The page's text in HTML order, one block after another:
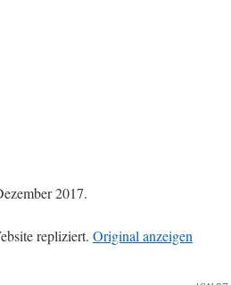
2017.
repliziert. Original anzeigen